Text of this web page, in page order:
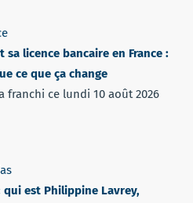
licence bancaire en France :
ce que ça change
franchi ce lundi 10 août 2026
qui est Philippine Lavrey,